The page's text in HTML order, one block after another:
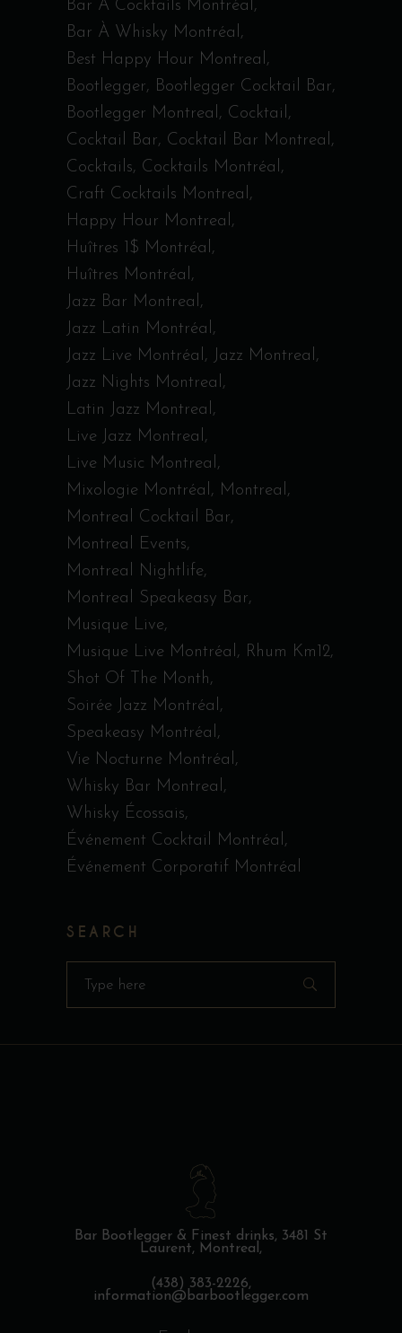
Bar À Cocktails Montréal
Bar À Whisky Montréal
Best Happy Hour Montreal
Bootlegger
Bootlegger Cocktail Bar
Bootlegger Montreal
Cocktail
Cocktail Bar
Cocktail Bar Montreal
Cocktails
Cocktails Montréal
Craft Cocktails Montreal
Happy Hour Montreal
Huîtres 1$ Montréal
Huîtres Montréal
Jazz Bar Montreal
Jazz Latin Montréal
Jazz Live Montréal
Jazz Montreal
Jazz Nights Montreal
Latin Jazz Montreal
Live Jazz Montreal
Live Music Montreal
Mixologie Montréal
Montreal
Montreal Cocktail Bar
Montreal Events
Montreal Nightlife
Montreal Speakeasy Bar
Musique Live
Musique Live Montréal
Rhum Km12
Shot Of The Month
Soirée Jazz Montréal
Speakeasy Montréal
Vie Nocturne Montréal
Whisky Bar Montreal
Whisky Écossais
Événement Cocktail Montréal
Événement Corporatif Montréal
SEARCH
Bar Bootlegger & Finest drinks, 3481 St
Laurent, Montreal,
(438) 383-2226,
information@barbootlegger.com